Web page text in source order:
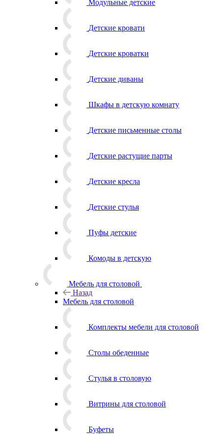
Модульные детские
Детские кровати
Детские кроватки
Детские диваны
Шкафы в детскую комнату
Детские письменные столы
Детские растущие парты
Детские кресла
Детские стулья
Пуфы детские
Комоды в детскую
Мебель для столовой
Назад
Мебель для столовой
Комплекты мебели для столовой
Столы обеденные
Стулья в столовую
Витрины для столовой
Буфеты